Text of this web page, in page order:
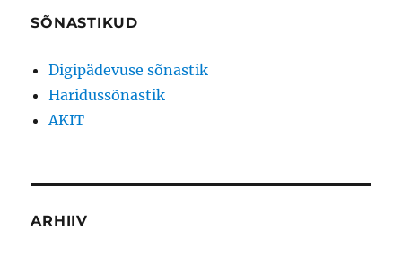
SÕNASTIKUD
Digipädevuse sõnastik
Haridussõnastik
AKIT
ARHIIV